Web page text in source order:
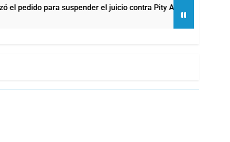
para suspender el juicio contra Pity Alvarez